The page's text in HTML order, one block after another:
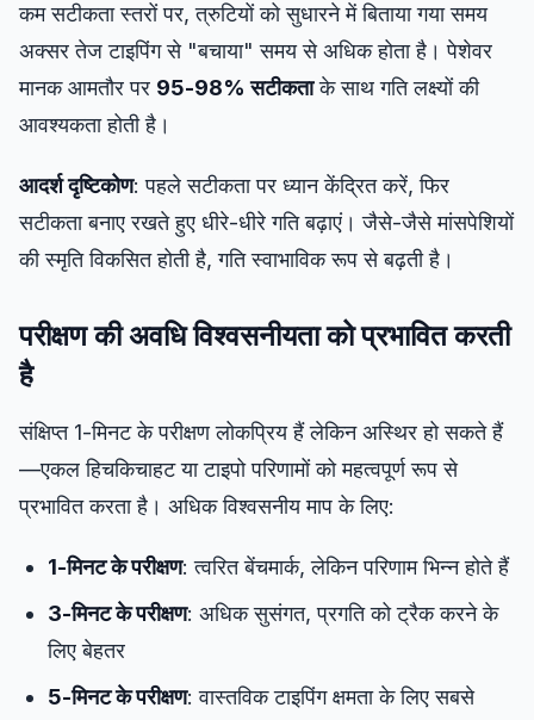
कम सटीकता स्तरों पर, त्रुटियों को सुधारने में बिताया गया समय
अक्सर तेज टाइपिंग से "बचाया" समय से अधिक होता है। पेशेवर
मानक आमतौर पर 95-98% सटीकताके साथ गति लक्ष्यों की
आवश्यकता होती है।
आदर्श दृष्टिकोण: पहले सटीकता पर ध्यान केंद्रित करें, फिर
सटीकता बनाए रखते हुए धीरे-धीरे गति बढ़ाएं। जैसे-जैसे मांसपेशियों
की स्मृति विकसित होती है, गति स्वाभाविक रूप से बढ़ती है।
परीक्षण की अवधि विश्वसनीयता को प्रभावित करती
है
संक्षिप्त 1-मिनट के परीक्षण लोकप्रिय हैं लेकिन अस्थिर हो सकते हैं
—एकल हिचकिचाहट या टाइपो परिणामों को महत्वपूर्ण रूप से
प्रभावित करता है। अधिक विश्वसनीय माप के लिए:
1-मिनट के परीक्षण: त्वरित बेंचमार्क, लेकिन परिणाम भिन्न होते हैं
3-मिनट के परीक्षण: अधिक सुसंगत, प्रगति को ट्रैक करने के
लिए बेहतर
5-मिनट के परीक्षण: वास्तविक टाइपिंग क्षमता के लिए सबसे